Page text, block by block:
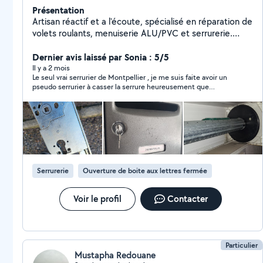
Présentation
Artisan réactif et a l'écoute, spécialisé en réparation de
volets roulants, menuiserie ALU/PVC et serrurerie.
Dernier avis laissé par Sonia : 5/5
Il y a 2 mois
Le seul vrai serrurier de Montpellier , je me suis faite avoir un
pseudo serrurier à casser la serrure heureusement que
plus de cela je suis passer de 500 euros avec les voleurs alors
que Gabriel a fait un prix raisonnable sans profiter de moi .
Appelez le il est honnête ce n’est pas un voleur il est vraiment
honnête j’insiste c’est un vrai serrurier . Merci Monsieur du fond
du cœur
Serrurerie Ouverture de boite aux lettres fermée
Voir le profil Contacter
Particulier
Mustapha Redouane